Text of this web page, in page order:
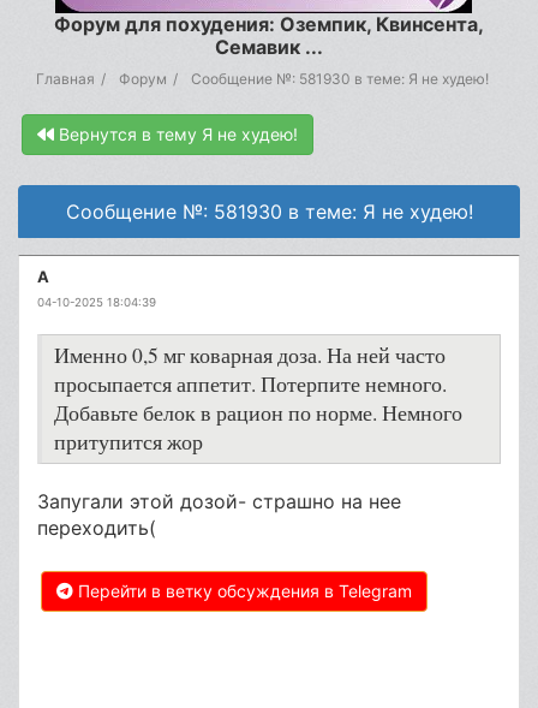
Форум для похудения: Оземпик, Квинсента,
Семавик ...
Главная Форум Сообщение №: 581930 в теме: Я не худею!
Вернутся в тему Я не худею!
Сообщение №: 581930 в теме: Я не худею!
А
04-10-2025 18:04:39
Именно 0,5 мг коварная доза. На ней часто
просыпается аппетит. Потерпите немного.
Добавьте белок в рацион по норме. Немного
притупится жор
Запугали этой дозой- страшно на нее
переходить(
Перейти в ветку обсуждения в Telegram